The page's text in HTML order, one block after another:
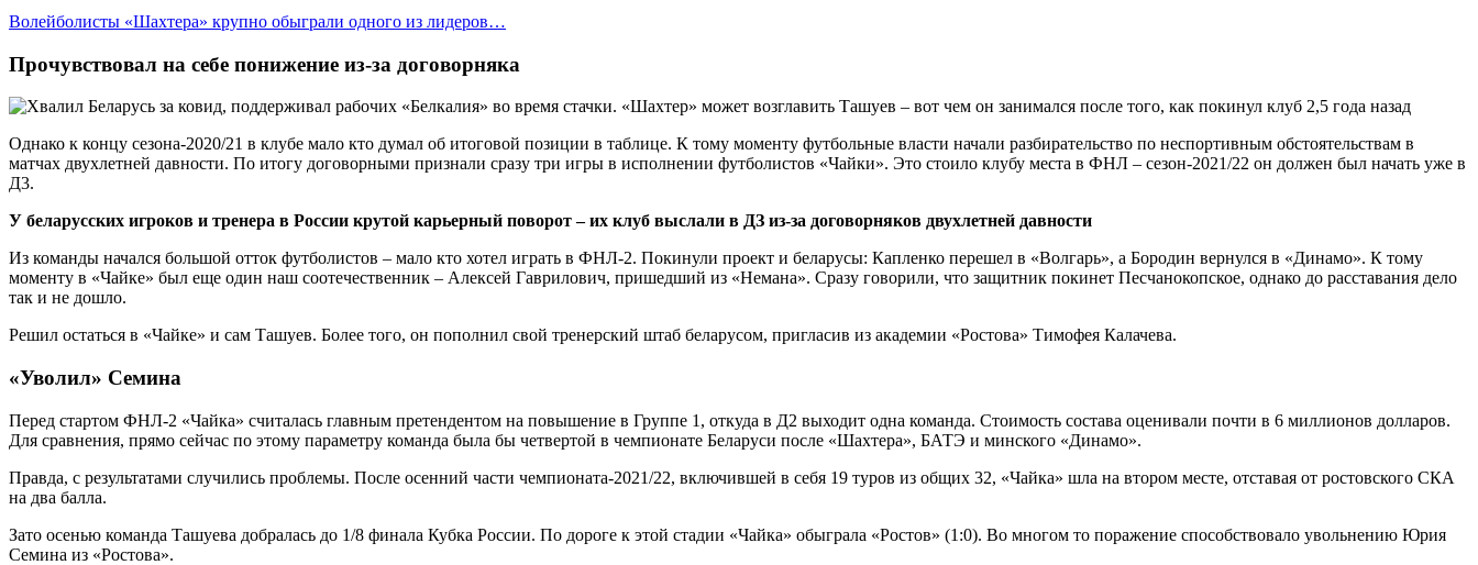
Волейболисты «Шахтера» крупно обыграли одного из лидеров…
Прочувствовал на себе понижение из-за договорняка
Однако к концу сезона-2020/21 в клубе мало кто думал об итоговой позиции в таблице. К тому моменту футбольные власти начали разбирательство по неспортивным обстоятельствам в
матчах двухлетней давности. По итогу договорными признали сразу три игры в исполнении футболистов «Чайки». Это стоило клубу места в ФНЛ – сезон-2021/22 он должен был начать уже в
Д3.
У беларусских игроков и тренера в России крутой карьерный поворот – их клуб выслали в ДЗ из-за договорняков двухлетней давности
Из команды начался большой отток футболистов – мало кто хотел играть в ФНЛ-2. Покинули проект и беларусы: Капленко перешел в «Волгарь», а Бородин вернулся в «Динамо». К тому
моменту в «Чайке» был еще один наш соотечественник – Алексей Гаврилович, пришедший из «Немана». Сразу говорили, что защитник покинет Песчанокопское, однако до расставания дело
так и не дошло.
Решил остаться в «Чайке» и сам Ташуев. Более того, он пополнил свой тренерский штаб беларусом, пригласив из академии «Ростова» Тимофея Калачева.
«Уволил» Семина
Перед стартом ФНЛ-2 «Чайка» считалась главным претендентом на повышение в Группе 1, откуда в Д2 выходит одна команда. Стоимость состава оценивали почти в 6 миллионов долларов.
Для сравнения, прямо сейчас по этому параметру команда была бы четвертой в чемпионате Беларуси после «Шахтера», БАТЭ и минского «Динамо».
Правда, с результатами случились проблемы. После осенний части чемпионата-2021/22, включившей в себя 19 туров из общих 32, «Чайка» шла на втором месте, отставая от ростовского СКА
на два балла.
Зато осенью команда Ташуева добралась до 1/8 финала Кубка России. По дороге к этой стадии «Чайка» обыграла «Ростов» (1:0). Во многом то поражение способствовало увольнению Юрия
Семина из «Ростова».